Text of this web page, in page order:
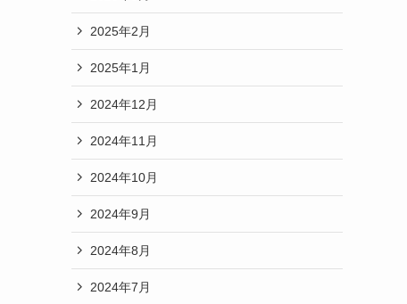
2025年2月
2025年1月
2024年12月
2024年11月
2024年10月
2024年9月
2024年8月
2024年7月